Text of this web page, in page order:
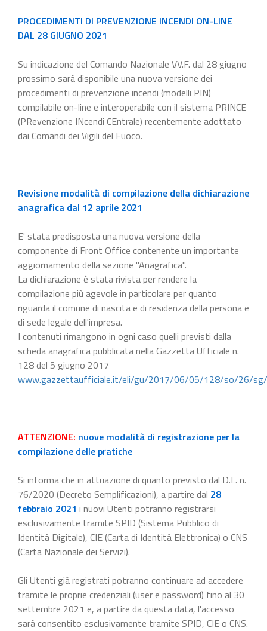
PROCEDIMENTI DI PREVENZIONE INCENDI ON-LINE
DAL 28 GIUGNO 2021
Su indicazione del Comando Nazionale VV.F. dal 28 giugno
prossimo sarà disponibile una nuova versione dei
procedimenti di prevenzione incendi (modelli PIN)
compilabile on-line e interoperabile con il sistema PRINCE
(PRevenzione INcendi CEntrale) recentemente adottato
dai Comandi dei Vigili del Fuoco.
Revisione modalità di compilazione della dichiarazione
anagrafica dal 12 aprile 2021
E' stata predisposta una nuova versione della
componente di Front Office contenente un importante
aggiornamento della sezione "Anagrafica".
La dichiarazione è stata rivista per rendere la
compilazione più agevole in particolare per quanto
riguarda il comune di nascita e di residenza della persona e
di sede legale dell'impresa.
I contenuti rimangono in ogni caso quelli previsti dalla
scheda anagrafica pubblicata nella Gazzetta Ufficiale n.
128 del 5 giugno 2017
www.gazzettaufficiale.it/eli/gu/2017/06/05/128/so/26/
ATTENZIONE: nuove modalità di registrazione per la
compilazione delle pratiche
Si informa che in attuazione di quanto previsto dal D.L. n.
76/2020 (Decreto Semplificazioni), a partire dal 28
febbraio 2021 i nuovi Utenti potranno registrarsi
esclusivamente tramite SPID (Sistema Pubblico di
Identità Digitale), CIE (Carta di Identità Elettronica) o CNS
(Carta Nazionale dei Servizi).
Gli Utenti già registrati potranno continuare ad accedere
tramite le proprie credenziali (user e password) fino al 30
settembre 2021 e, a partire da questa data, l'accesso
sarà consentito esclusivamente tramite SPID, CIE o CNS.